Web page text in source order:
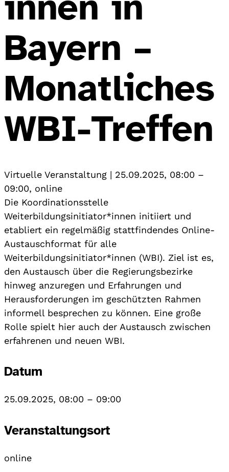
Bayern –
Monatliches
WBI-Treffen
Virtuelle Veranstaltung | 25.09.2025, 08:00 –
09:00, online
Die Koordinationsstelle
Weiterbildungsinitiator*innen initiiert und
etabliert ein regelmäßig stattfindendes Online-
Austauschformat für alle
Weiterbildungsinitiator*innen (WBI). Ziel ist es,
den Austausch über die Regierungsbezirke
hinweg anzuregen und Erfahrungen und
Herausforderungen im geschützten Rahmen
informell besprechen zu können. Eine große
Rolle spielt hier auch der Austausch zwischen
erfahrenen und neuen WBI.
Datum
25.09.2025, 08:00 – 09:00
Veranstaltungsort
online